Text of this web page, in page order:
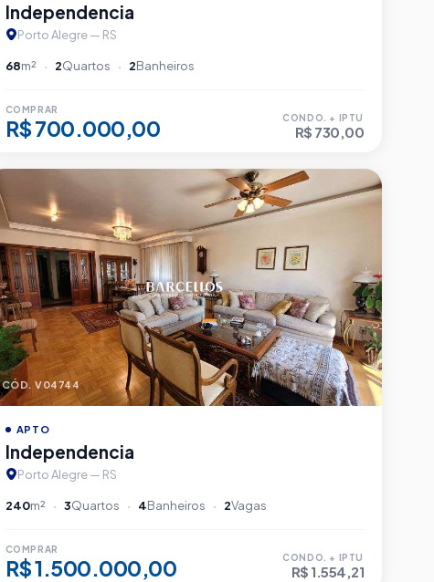
Independencia
Porto Alegre — RS
68m² 2Quartos 2Banheiros
COMPRAR
R$ 700.000,00 CONDO. + IPTU
R$ 730,00
CÓD. V04744
APTO
Independencia
Porto Alegre — RS
240m² 3Quartos 4Banheiros 2Vagas
COMPRAR
R$ 1.500.000,00 CONDO. + IPTU
R$ 1.554,21